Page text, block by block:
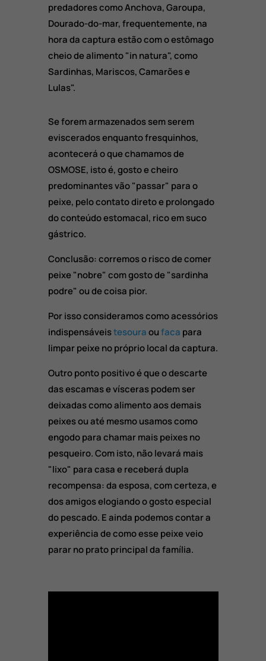
predadores como Anchova, Garoupa,
Dourado-do-mar, frequentemente, na
hora da captura estão com o estômago
cheio de alimento "in natura", como
Sardinhas, Mariscos, Camarões e
Lulas".
Se forem armazenados sem serem
eviscerados enquanto fresquinhos,
acontecerá o que chamamos de
OSMOSE, isto é, gosto e cheiro
predominantes vão "passar" para o
peixe, pelo contato direto e prolongado
do conteúdo estomacal, rico em suco
gástrico.
Conclusão: corremos o risco de comer
peixe "nobre" com gosto de "sardinha
podre" ou de coisa pior.
Por isso consideramos como acessórios
indispensáveistesouraoufaca para
limpar peixe no próprio local da captura.
Outro ponto positivo é que o descarte
das escamas e vísceras podem ser
deixadas como alimento aos demais
peixes ou até mesmo usamos como
engodo para chamar mais peixes no
pesqueiro. Com isto, não levará mais
"lixo" para casa e receberá dupla
recompensa: da esposa, com certeza, e
dos amigos elogiando o gosto especial
do pescado. E ainda podemos contar a
experiência de como esse peixe veio
parar no prato principal da família.